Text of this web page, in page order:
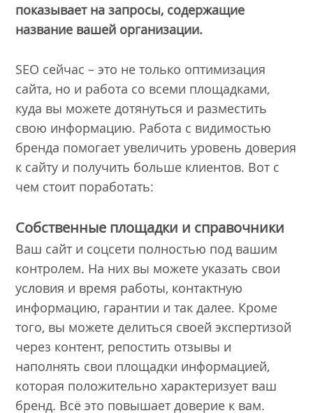
показывает на запросы, содержащие
название вашей организации.
SEO сейчас – это не только оптимизация
сайта, но и работа со всеми площадками,
куда вы можете дотянуться и разместить
свою информацию. Работа с видимостью
бренда помогает увеличить уровень доверия
к сайту и получить больше клиентов. Вот с
чем стоит поработать:
Собственные площадки и справочники
Ваш сайт и соцсети полностью под вашим
контролем. На них вы можете указать свои
условия и время работы, контактную
информацию, гарантии и так далее. Кроме
того, вы можете делиться своей экспертизой
через контент, репостить отзывы и
наполнять свои площадки информацией,
которая положительно характеризует ваш
бренд. Всё это повышает доверие к вам.